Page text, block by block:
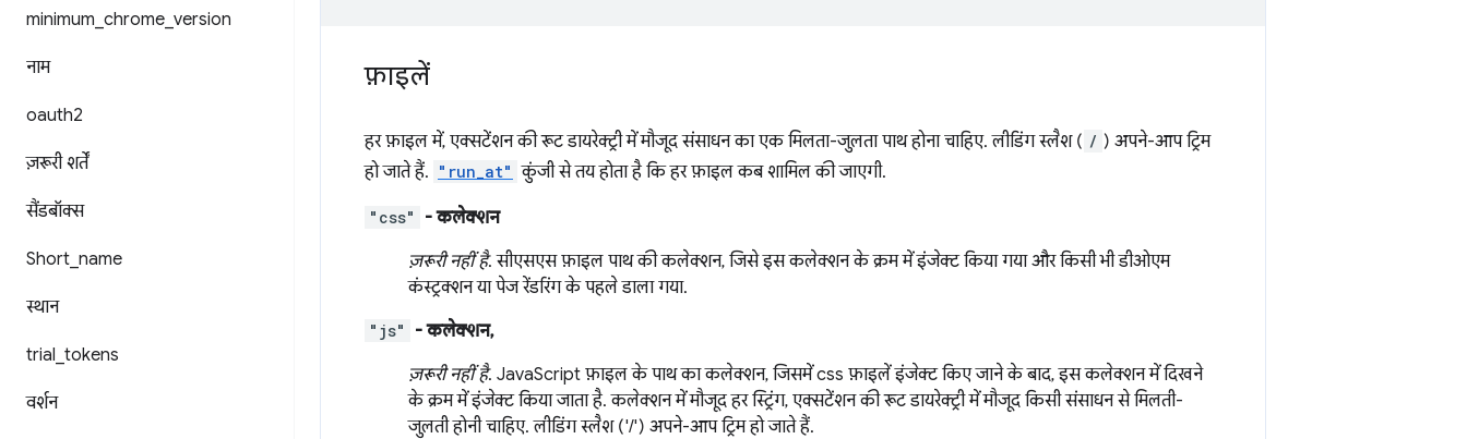
minimum chrome version
नाम
oauth2
ज़रूरी शर्तें
सैंडबॉक्स
Short name
स्थान
trial tokens
वर्शन
फ़ाइलें
हर फ़ाइल में, एक्सटेंशन की रूट डायरेक्ट्री में मौजूद संसाधन का एक मिलता-जुलता पाथ होना चाहिए. लीडिंग स्लैश ( / ) अपने-आप ट्रिम
हो जाते हैं. "run_at" कुंजी से तय होता है कि हर फ़ाइल कब शामिल की जाएगी.
"css"
- कलेक्शन
ज़रूरी नहीं है. सीएसएस फ़ाइल पाथ की कलेक्शन, जिसे इस कलेक्शन के क्रम में इंजेक्ट किया गया और किसी भी डीओएम
कंस्ट्रक्शन या पेज रेंडरिंग के पहले डाला गया.
"js"
- कलेक्शन,
ज़रूरी नहीं है. JavaScript फ़ाइल के पाथ का कलेक्शन, जिसमें css फ़ाइलें इंजेक्ट किए जाने के बाद, इस कलेक्शन में दिखने
के क्रम में इंजेक्ट किया जाता है. कलेक्शन में मौजूद हर स्ट्रिंग, एक्सटेंशन की रूट डायरेक्ट्री में मौजूद किसी संसाधन से मिलती-
जुलती होनी चाहिए. लीडिंग स्लैश ('/') अपने-आप ट्रिम हो जाते हैं.